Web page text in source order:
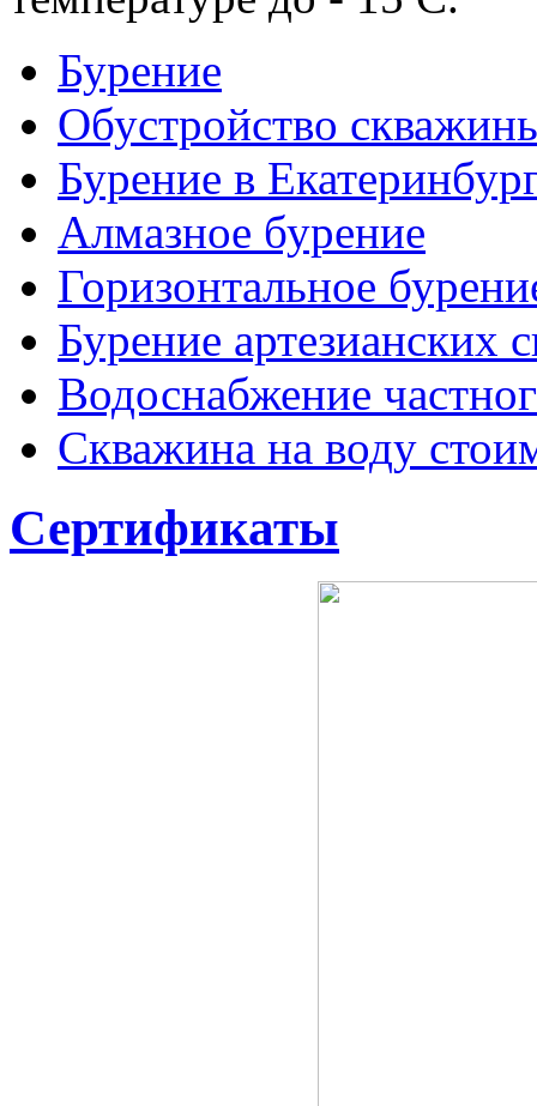
Бурение
Обустройство
Бурение в
Алмазное бурение
Горизонтальное
Бурение артезианских
Водоснабжение
Скважина на воду
Сертификаты